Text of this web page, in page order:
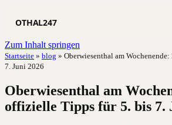
OTHAL247
Zum Inhalt springen
Startseite » blog » Oberwiesenthal am
7. Juni 2026
Oberwiesenthal am
offizielle Tipps für 5. bis 7.